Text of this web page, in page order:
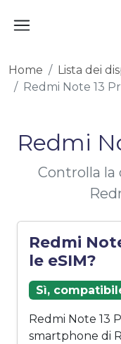
Home
Lista dei
Redmi Note 13
Redmi
Controlla
Redmi
le eSIM?
Sì,
Redmi Note 13
smartphone di